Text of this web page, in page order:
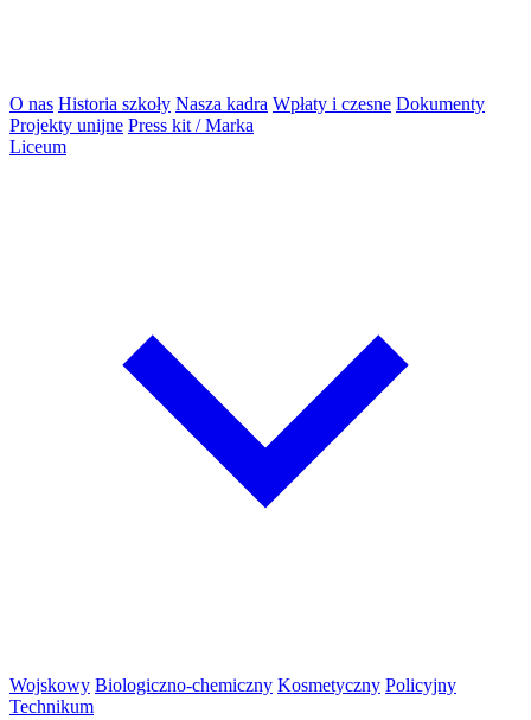
O nas Historia szkoły Nasza kadra Wpłaty i czesne Dokumenty
Projekty unijne Press kit / Marka
Liceum
Wojskowy Biologiczno-chemiczny Kosmetyczny Policyjny
Technikum